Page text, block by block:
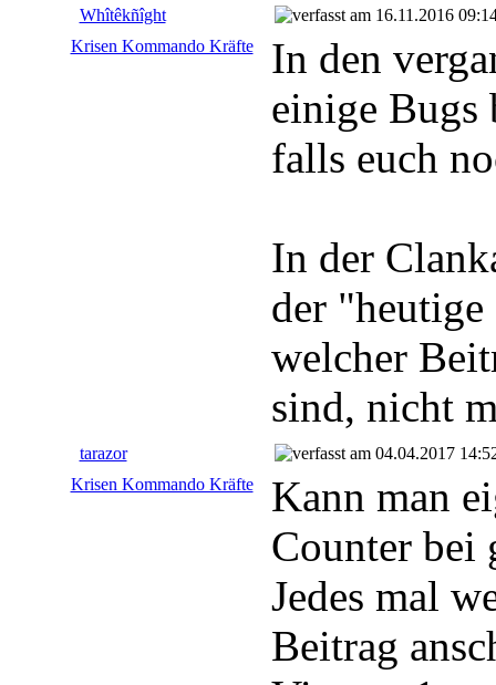
Whîtêkñîght
16.11.2016
Krisen Kommando Kräfte
In den
einige Bugs
falls euch
In der
der "heutige
welcher
sind, nicht
tarazor
04.04.2017
Krisen Kommando Kräfte
Kann man
Counter bei
Jedes mal
Beitrag